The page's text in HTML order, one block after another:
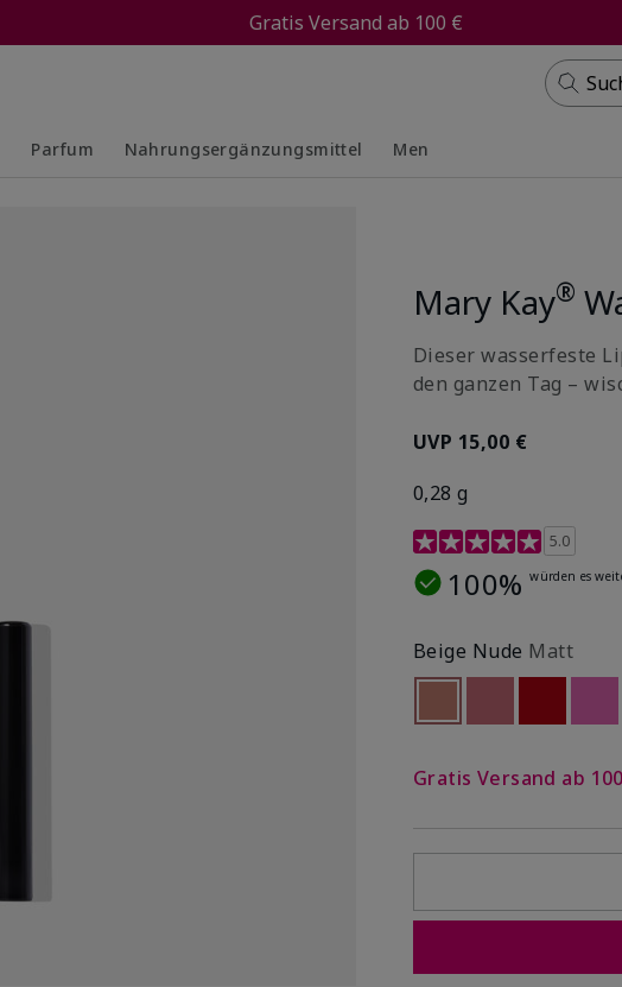
Gratis Versand ab 100 €
Parfum Nahrungsergänzungsmittel Men
Mary Kay®
Dieser wasserfeste
den ganzen Tag –
UVP 15,00 €
0,28 g
4,7 out of 5 Customer
5.0
100% würden es
Beige Nude Matt
Gratis Versand ab